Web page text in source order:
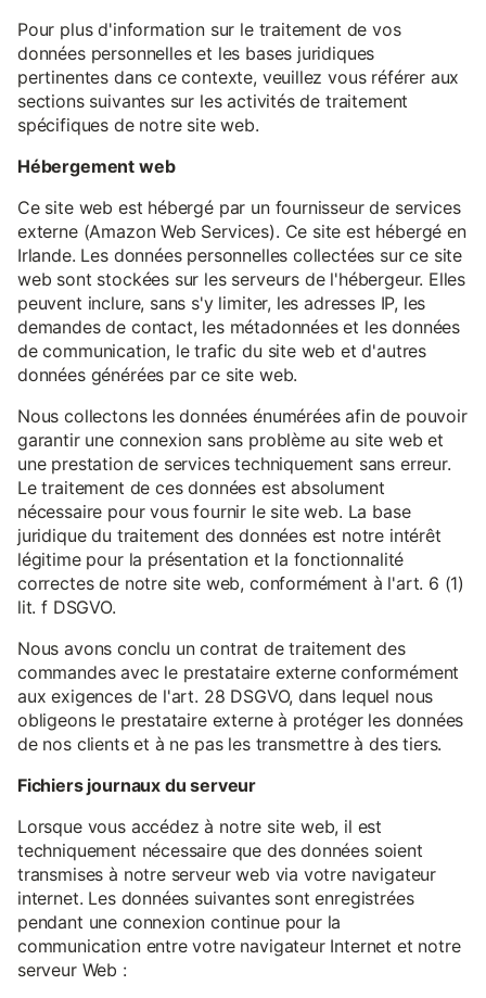
Pour plus d'information sur le traitement de vos
données personnelles et les bases juridiques
pertinentes dans ce contexte, veuillez vous référer aux
sections suivantes sur les activités de traitement
spécifiques de notre site web.
Hébergement web
Ce site web est hébergé par un fournisseur de services
externe (Amazon Web Services). Ce site est hébergé en
Irlande. Les données personnelles collectées sur ce site
web sont stockées sur les serveurs de l'hébergeur. Elles
peuvent inclure, sans s'y limiter, les adresses IP, les
demandes de contact, les métadonnées et les données
de communication, le trafic du site web et d'autres
données générées par ce site web.
Nous collectons les données énumérées afin de pouvoir
garantir une connexion sans problème au site web et
une prestation de services techniquement sans erreur.
Le traitement de ces données est absolument
nécessaire pour vous fournir le site web. La base
juridique du traitement des données est notre intérêt
légitime pour la présentation et la fonctionnalité
correctes de notre site web, conformément à l'art. 6 (1)
lit. f DSGVO.
Nous avons conclu un contrat de traitement des
commandes avec le prestataire externe conformément
aux exigences de l'art. 28 DSGVO, dans lequel nous
obligeons le prestataire externe à protéger les données
de nos clients et à ne pas les transmettre à des tiers.
Fichiers journaux du serveur
Lorsque vous accédez à notre site web, il est
techniquement nécessaire que des données soient
transmises à notre serveur web via votre navigateur
internet. Les données suivantes sont enregistrées
pendant une connexion continue pour la
communication entre votre navigateur Internet et notre
serveur Web :